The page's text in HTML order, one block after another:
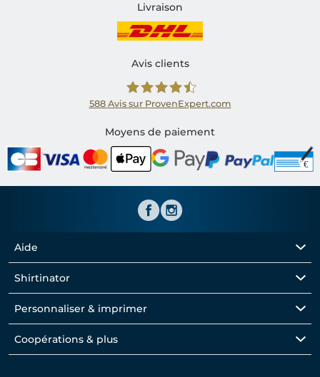
Livraison
Avis clients
Shirtinator FR
588 Avis sur ProvenExpert.com
Moyens de paiement
Aide
Shirtinator
Personnaliser & imprimer
Coopérations & plus